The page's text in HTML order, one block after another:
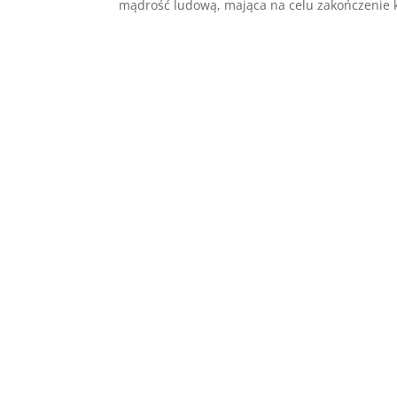
mądrość ludową, mająca na celu zakończenie